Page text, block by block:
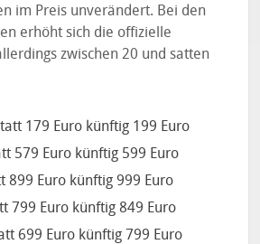
im Preis unverändert. Bei den
erhöht sich die offizielle
zwischen 20 und satten
179 Euro künftig 199 Euro
579 Euro künftig 599 Euro
899 Euro künftig 999 Euro
799 Euro künftig 849 Euro
699 Euro künftig 799 Euro